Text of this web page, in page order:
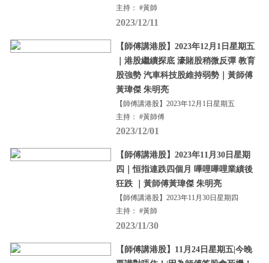
主持： #黃師
2023/12/11
【師傅講港股】2023年12月1日星期五
｜港股繼續探底 濠賭股稍微反彈 教育
股強勢 汽車科技股維持弱勢｜黃師傅
黃瑋傑 朱明亮
【師傅講港股】2023年12月1日星期五
主持： #黃師傅
2023/12/01
【師傅講港股】2023年11月30日星期
四｜恒指連跌四個月 嗶哩嗶哩業績後
狂跌 ｜黃師傅黃瑋傑 朱明亮
【師傅講港股】2023年11月30日星期四
主持： #黃師
2023/11/30
【師傅講港股】11月24日星期五|今晚